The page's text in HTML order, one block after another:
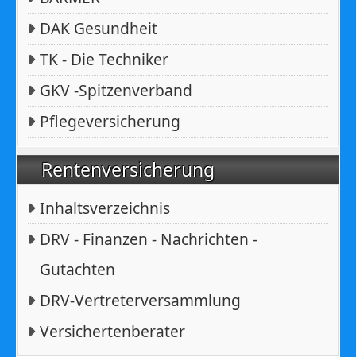
DAK Gesundheit
TK - Die Techniker
GKV -Spitzenverband
Pflegeversicherung
Rentenversicherung
Inhaltsverzeichnis
DRV - Finanzen - Nachrichten -
Gutachten
DRV-Vertreterversammlung
Versichertenberater